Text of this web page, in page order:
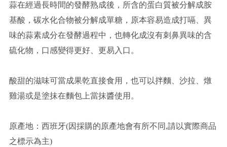
蒜在經過長時間的發酵熟成後，所含的蛋白質被分解成胺
基酸，碳水化合物被分解成單糖，原本容易造成打嗝、異
味的蒜素成分在發酵過程中，也轉化成沒有刺鼻異味的含
硫化物，口感變得更好、更易入口。
酸甜的滋味可當成果乾直接食用，也可以拌麵、沙拉、燉
雞湯或是塗抹在麵包上當抹醬使用。
原產地：西班牙(因採購的原產地會有所不同,請以實際商品
之標示為主)